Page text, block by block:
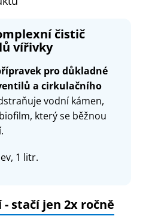
čistič
vířivky
pro důkladné
a cirkulačního
vodní kámen,
který se běžnou
1 litr.
- stačí jen 2x ročně